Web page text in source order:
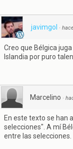
javimgol ·
Creo que Bélgica
Islandia por puro
Marcelino ·
En este texto se han
selecciones". A mí
entre las selecciones.